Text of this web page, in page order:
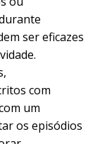
ser eficazes
com
um
os episódios